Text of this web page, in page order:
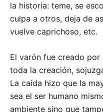
la historia: teme, se
culpa a otros, deja de
vuelve caprichoso, etc.
El varón fue creado
toda la creación,
La caída hizo que la
sea el ser humano
ambiente sino que